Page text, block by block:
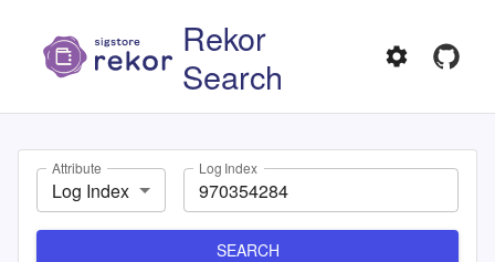
Rekor
Search
Attribute
Log Index
Log Index
SEARCH